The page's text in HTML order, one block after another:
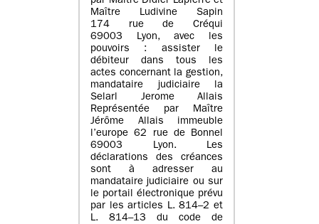
Maître Ludivine Sapin
174 rue de Créqui
69003 Lyon, avec les
pouvoirs : assister le
débiteur dans tous les
actes concernant la gestion,
mandataire judiciaire la
Selarl Jerome Allais
Représentée par Maître
Jérôme Allais immeuble
l’europe 62 rue de Bonnel
69003 Lyon. Les
déclarations des créances
sont à adresser au
mandataire judiciaire ou sur
le portail électronique prévu
par les articles L. 814–2 et
L. 814–13 du code de